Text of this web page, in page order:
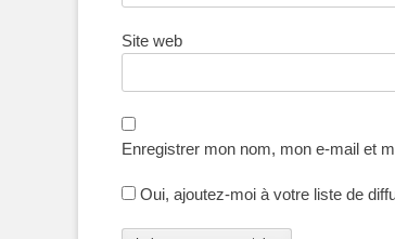
Site web
Enregistrer mon nom, mon e-mail et
Oui, ajoutez-moi à votre liste de